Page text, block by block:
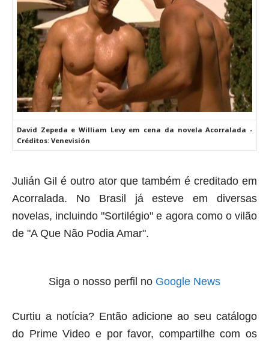
David Zepeda e William Levy em cena da novela Acorralada -
Créditos: Venevisión
Julián Gil é outro ator que também é creditado em
Acorralada. No Brasil já esteve em diversas
novelas, incluindo "Sortilégio" e agora como o vilão
de "A Que Não Podia Amar".
Siga o nosso perfil no Google News
Curtiu a notícia? Então adicione ao seu catálogo
do Prime Video e por favor, compartilhe com os